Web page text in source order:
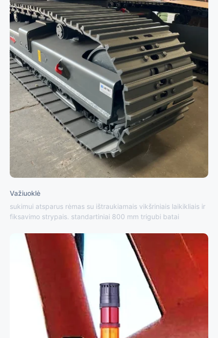
Važiuoklė
sukimui atsparus rėmas su ištraukiamais vikšriniais laikikliais ir
fiksavimo strypais. standartiniai 800 mm trigubi batai